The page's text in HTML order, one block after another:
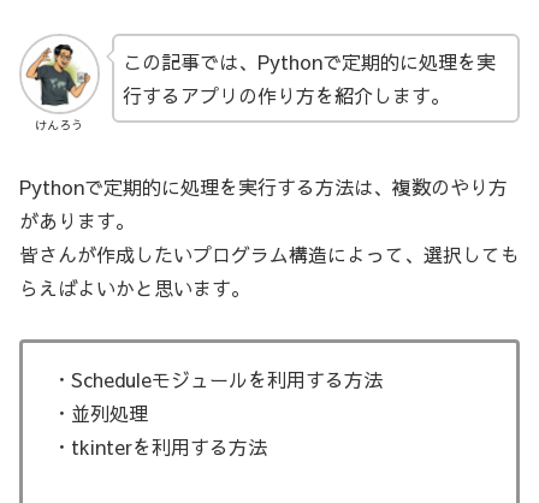
けんろう
この記事では、Pythonで定期的に処理を実
行するアプリの作り方を紹介します。
Pythonで定期的に処理を実行する方法は、複数のやり方
があります。
皆さんが作成したいプログラム構造によって、選択しても
らえばよいかと思います。
・Scheduleモジュールを利用する方法
・並列処理
・tkinterを利用する方法